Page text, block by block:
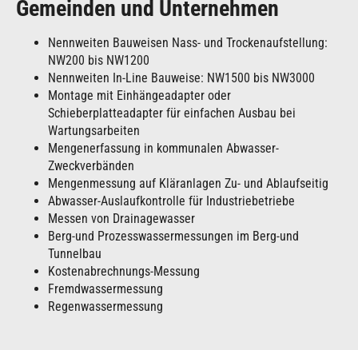
Gemeinden und Unternehmen
Nennweiten Bauweisen Nass- und Trockenaufstellung:
NW200 bis NW1200
Nennweiten In-Line Bauweise: NW1500 bis NW3000
Montage mit Einhängeadapter oder
Schieberplatteadapter für einfachen Ausbau bei
Wartungsarbeiten
Mengenerfassung in kommunalen Abwasser-
Zweckverbänden
Mengenmessung auf Kläranlagen Zu- und Ablaufseitig
Abwasser-Auslaufkontrolle für Industriebetriebe
Messen von Drainagewasser
Berg-und Prozesswassermessungen im Berg-und
Tunnelbau
Kostenabrechnungs-Messung
Fremdwassermessung
Regenwassermessung